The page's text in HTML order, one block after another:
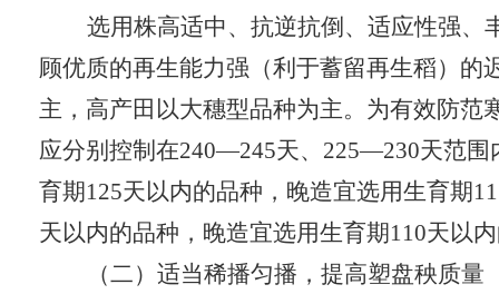
选用株高适中、抗逆抗倒、适应性强、
顾优质的再生能力强（利于蓄留再生稻）
主，高产田以大穗型品种为主。为有效防
应分别控制在240—245天、 225—230天范围
育期125天以内的品种，晚造宜选用生育期
天以内的品种，晚造宜选用生育期110天以
（二）适当稀播匀播，提高塑盘秧质量